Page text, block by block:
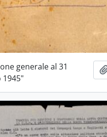
papier
generale al 31
1945"